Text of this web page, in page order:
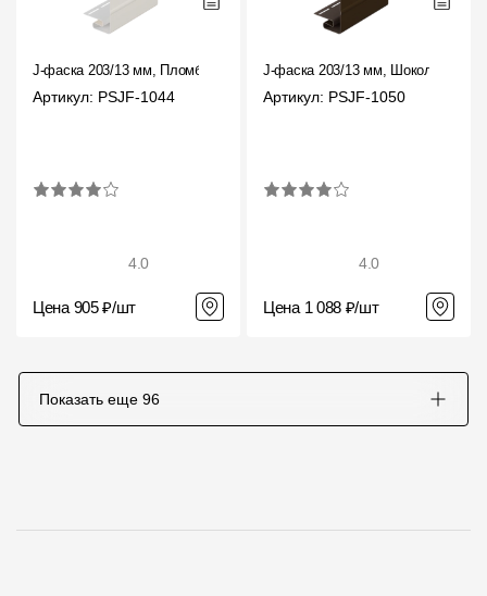
J-фаска 203/13 мм, Пломбир
Артикул: PSJF-1044
4.0
Цена 905 ₽/шт
J-фаска 203/13 мм, Шоколад
Артикул: PSJF-1050
4.0
Цена 1 088 ₽/шт
Показать еще 96